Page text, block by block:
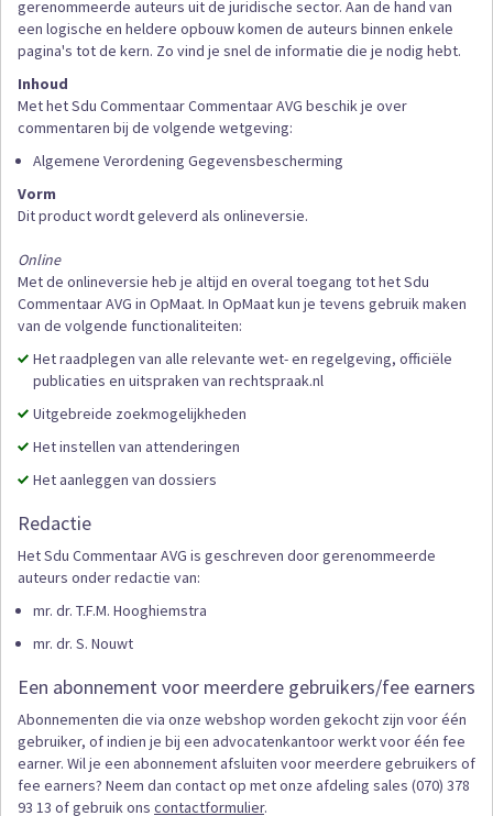
gerenommeerde auteurs uit de juridische sector. Aan de hand van
een logische en heldere opbouw komen de auteurs binnen enkele
pagina's tot de kern. Zo vind je snel de informatie die je nodig hebt.
Inhoud
Met het Sdu Commentaar Commentaar AVG beschik je over
commentaren bij de volgende wetgeving:
Algemene Verordening Gegevensbescherming
Vorm
Dit product wordt geleverd als onlineversie.
Online
Met de onlineversie heb je altijd en overal toegang tot het Sdu
Commentaar AVG in OpMaat. In OpMaat kun je tevens gebruik maken
van de volgende functionaliteiten:
Het raadplegen van alle relevante wet- en regelgeving, officiële
publicaties en uitspraken van rechtspraak.nl
Uitgebreide zoekmogelijkheden
Het instellen van attenderingen
Het aanleggen van dossiers
Redactie
Het Sdu Commentaar AVG is geschreven door gerenommeerde
auteurs onder redactie van:
mr. dr. T.F.M. Hooghiemstra
mr. dr. S. Nouwt
Een abonnement voor meerdere gebruikers/fee earners
Abonnementen die via onze webshop worden gekocht zijn voor één
gebruiker, of indien je bij een advocatenkantoor werkt voor één fee
earner. Wil je een abonnement afsluiten voor meerdere gebruikers of
fee earners? Neem dan contact op met onze afdeling sales (070) 378
93 13 of gebruik ons contactformulier.